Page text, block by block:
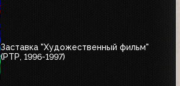
Заставка "Художественный фильм"
(РТР, 1996-1997)